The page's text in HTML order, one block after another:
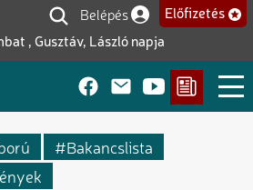
, Gusztáv, László napja
Felhasználói fiók
Belépés Előfizetés
Bakancslista